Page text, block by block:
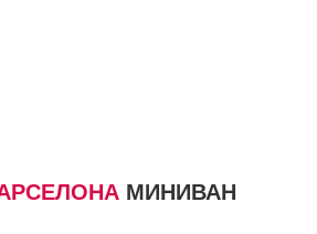
МИНИВАН